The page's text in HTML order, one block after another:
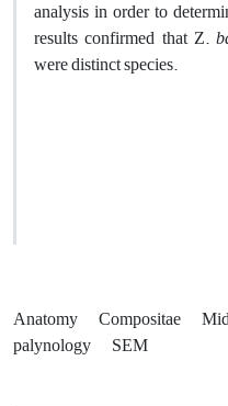
analysis in order to
results confirmed that Z.
were distinct species.
Anatomy Compositae
palynology
SEM